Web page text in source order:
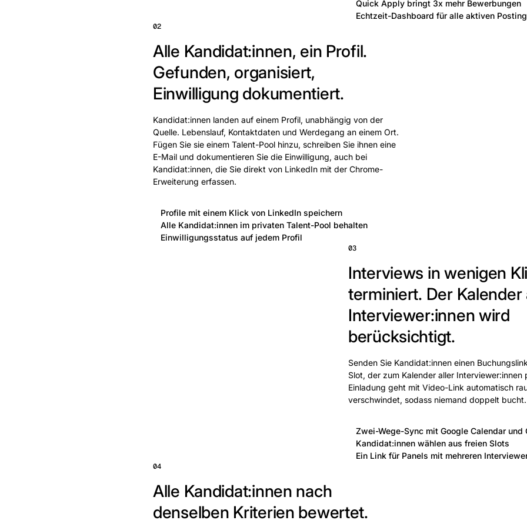
Quick Apply bringt 3x mehr Bewerbungen
Echtzeit-Dashboard für alle aktiven
02
Alle Kandidat:innen, ein Profil.
Gefunden, organisiert,
Einwilligung dokumentiert.
Kandidat:innen landen auf einem Profil, unabhängig von der
Quelle. Lebenslauf, Kontaktdaten und Werdegang an einem Ort.
Fügen Sie sie einem Talent-Pool hinzu, schreiben Sie ihnen eine
E-Mail und dokumentieren Sie die Einwilligung, auch bei
Kandidat:innen, die Sie direkt von LinkedIn mit der Chrome-
Erweiterung erfassen.
Profile mit einem Klick von LinkedIn speichern
Alle Kandidat:innen im privaten Talent-Pool behalten
Einwilligungsstatus auf jedem Profil
03
Interviews in wenigen
terminiert. Der Kalender
Interviewer:innen wird
berücksichtigt.
Senden Sie Kandidat:innen einen
Slot, der zum Kalender aller Interviewer:innen
Einladung geht mit Video-Link automatisch
verschwindet, sodass niemand doppelt bucht.
Zwei-Wege-Sync mit Google Calendar und
Kandidat:innen wählen aus freien Slots
Ein Link für Panels mit mehreren
04
Alle Kandidat:innen nach
denselben Kriterien bewertet.